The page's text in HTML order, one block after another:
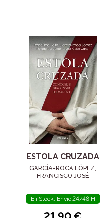
ESTOLA CRUZADA
GARCÍA-ROCA LÓPEZ,
FRANCISCO JOSÉ
En Stock. Envío 24/48 H